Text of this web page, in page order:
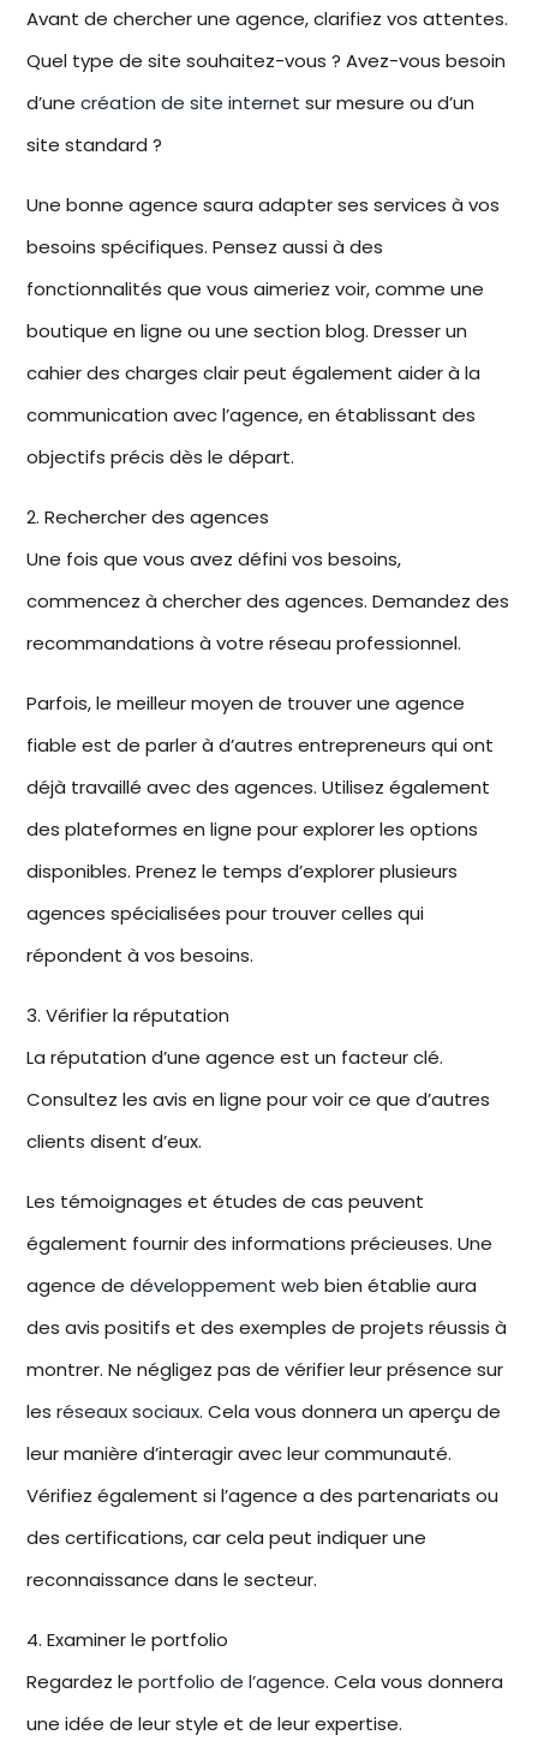
Avant de chercher une agence, clarifiez vos attentes.
Quel type de site souhaitez-vous ? Avez-vous besoin
d’unecréation de site internet sur mesure ou d’un
site standard ?
Une bonne agence saura adapter ses services à vos
besoins spécifiques. Pensez aussi à des
fonctionnalités que vous aimeriez voir, comme une
boutique en ligne ou une section blog. Dresser un
cahier des charges clair peut également aider à la
communication avec l’agence, en établissant des
objectifs précis dès le départ.
2. Rechercher des agences
Une fois que vous avez défini vos besoins,
commencez à chercher des agences. Demandez des
recommandations à votre réseau professionnel.
Parfois, le meilleur moyen de trouver une agence
fiable est de parler à d’autres entrepreneurs qui ont
déjà travaillé avec des agences. Utilisez également
des plateformes en ligne pour explorer les options
disponibles. Prenez le temps d’explorer plusieurs
agences spécialisées pour trouver celles qui
répondent à vos besoins.
3. Vérifier la réputation
La réputation d’une agence est un facteur clé.
Consultez les avis en ligne pour voir ce que d’autres
clients disent d’eux.
Les témoignages et études de cas peuvent
également fournir des informations précieuses. Une
agence dedéveloppement web bien établie aura
des avis positifs et des exemples de projets réussis à
montrer. Ne négligez pas de vérifier leur présence sur
lesréseaux sociaux. Cela vous donnera un aperçu de
leur manière d’interagir avec leur communauté.
Vérifiez également si l’agence a des partenariats ou
des certifications, car cela peut indiquer une
reconnaissance dans le secteur.
4. Examiner le portfolio
Regardez leportfolio de l’agence. Cela vous donnera
une idée de leur style et de leur expertise.